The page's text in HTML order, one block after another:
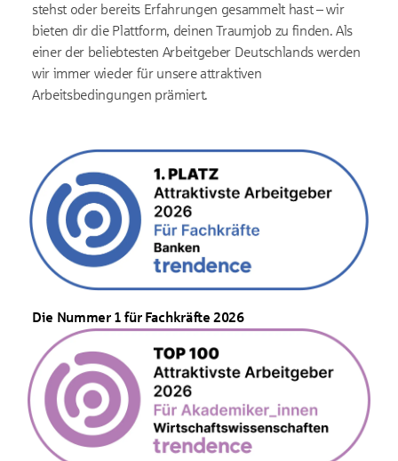
stehst oder bereits Erfahrungen gesammelt hast – wir
bieten dir die Plattform, deinen Traumjob zu finden. Als
einer der beliebtesten Arbeitgeber Deutschlands werden
wir immer wieder für unsere attraktiven
Arbeitsbedingungen prämiert.
Die Nummer 1 für Fachkräfte 2026